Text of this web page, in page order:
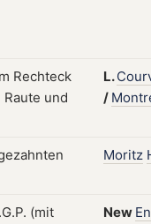
L.
/
Moritz
New